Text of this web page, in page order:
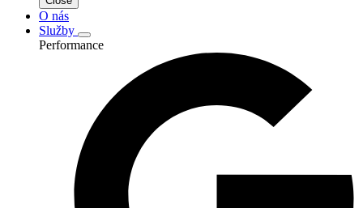
O nás
Služby
Performance